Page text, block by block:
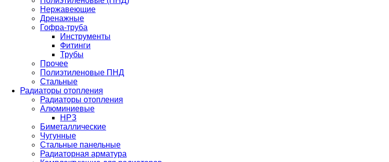
Нержавеющие
Дренажные
Гофра-труба
Инструменты
Фитинги
Трубы
Прочее
Полиэтиленовые ПНД
Стальные
Радиаторы отопления
Радиаторы отопления
Алюминиевые
НРЗ
Биметаллические
Чугунные
Стальные панельные
Радиаторная арматура